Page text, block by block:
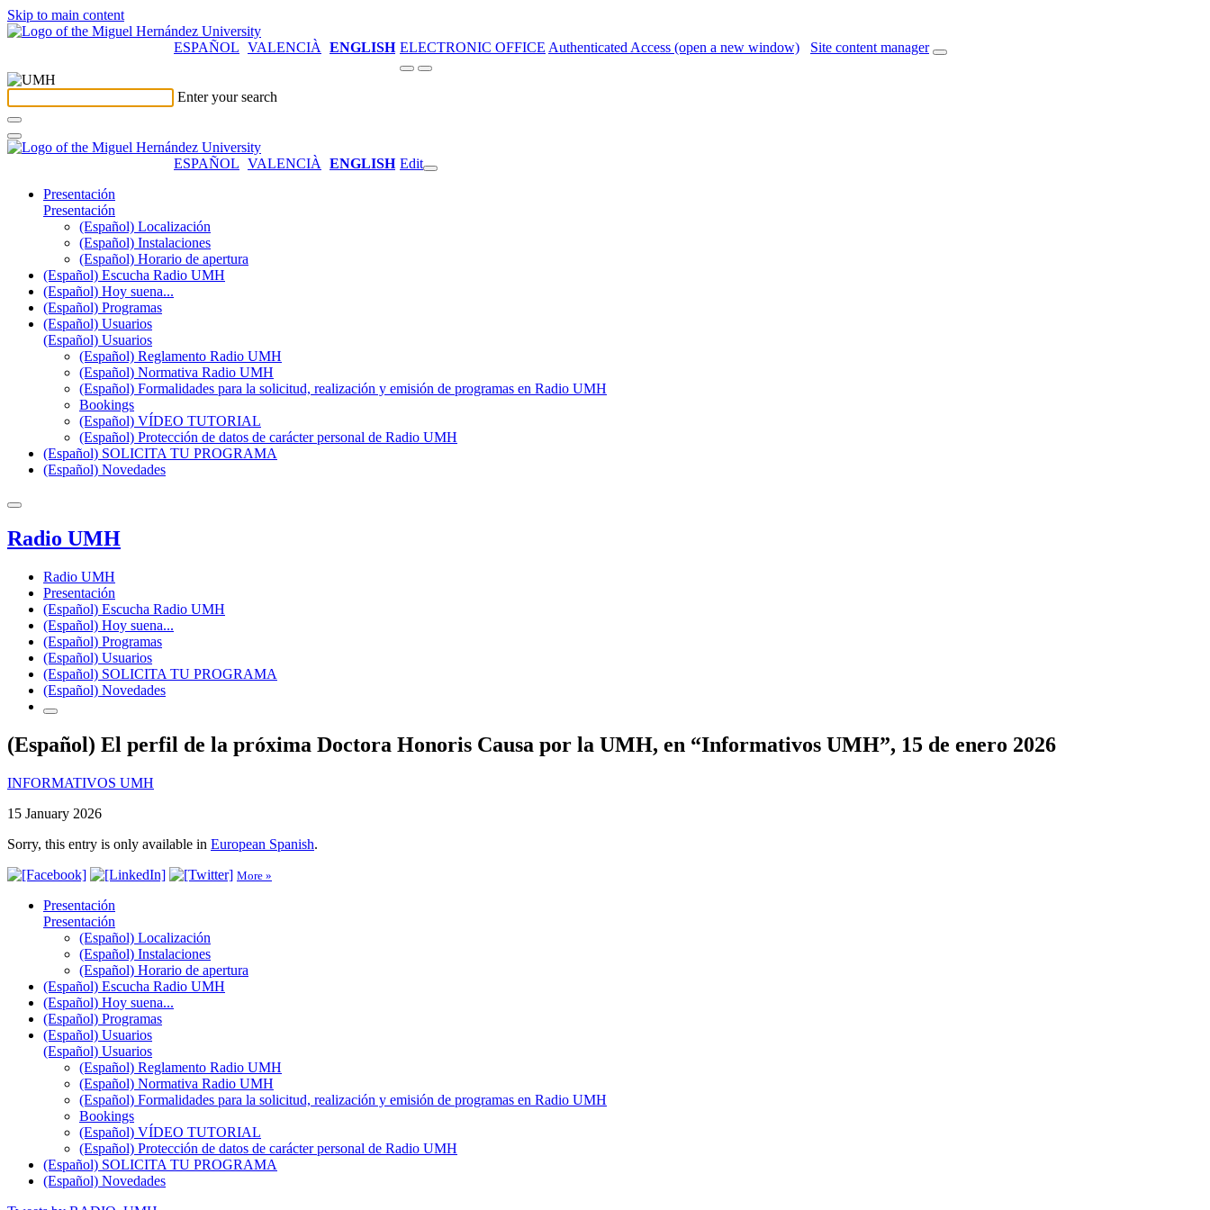
Skip to main content
ESPAÑOL VALENCIÀ ENGLISH ELECTRONIC OFFICE Authenticated Access (open a new window) Site content manager
Enter your search
ESPAÑOL VALENCIÀ ENGLISH Edit
Presentación
Presentación
(Español) Localización
(Español) Instalaciones
(Español) Horario de apertura
(Español) Escucha Radio UMH
(Español) Hoy suena...
(Español) Programas
(Español) Usuarios
(Español) Usuarios
(Español) Reglamento Radio UMH
(Español) Normativa Radio UMH
(Español) Formalidades para la solicitud, realización y emisión de programas en Radio UMH
Bookings
(Español) VÍDEO TUTORIAL
(Español) Protección de datos de carácter personal de Radio UMH
(Español) SOLICITA TU PROGRAMA
(Español) Novedades
Radio UMH
Radio UMH
Presentación
(Español) Escucha Radio UMH
(Español) Hoy suena...
(Español) Programas
(Español) Usuarios
(Español) SOLICITA TU PROGRAMA
(Español) Novedades
(Español) El perfil de la próxima Doctora Honoris Causa por la UMH, en “Informativos UMH”, 15 de enero 2026
INFORMATIVOS UMH
15 January 2026
Sorry, this entry is only available in European Spanish.
More »
Presentación
Presentación
(Español) Localización
(Español) Instalaciones
(Español) Horario de apertura
(Español) Escucha Radio UMH
(Español) Hoy suena...
(Español) Programas
(Español) Usuarios
(Español) Usuarios
(Español) Reglamento Radio UMH
(Español) Normativa Radio UMH
(Español) Formalidades para la solicitud, realización y emisión de programas en Radio UMH
Bookings
(Español) VÍDEO TUTORIAL
(Español) Protección de datos de carácter personal de Radio UMH
(Español) SOLICITA TU PROGRAMA
(Español) Novedades